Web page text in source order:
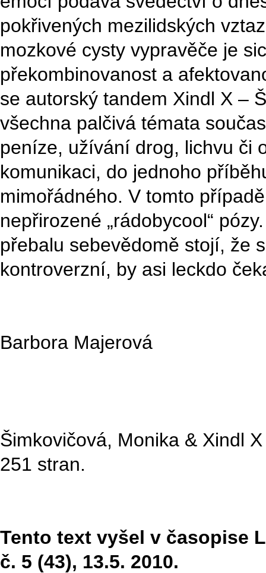
pokřivených mezilidských
mozkové cysty vypravěče je
překombinovanost a
se autorský tandem Xindl X –
všechna palčivá témata
peníze, užívání drog, lichvu či
komunikaci, do jednoho
mimořádného. V tomto
nepřirozené „rádobycool“
přebalu sebevědomě stojí, že
kontroverzní, by asi leckdo
Barbora Majerová
Šimkovičová, Monika & Xindl
251 stran.
Tento text vyšel v časopise
č. 5 (43), 13.5. 2010.